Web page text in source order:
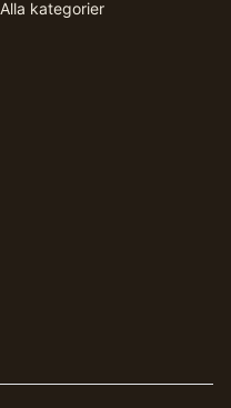
Alla kategorier